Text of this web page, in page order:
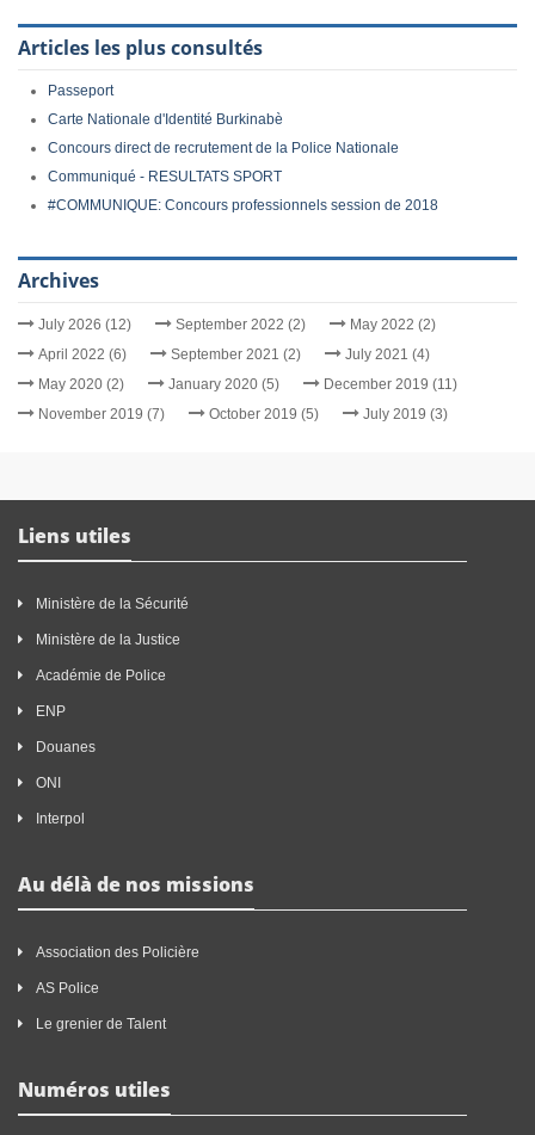
Articles les plus consultés
Passeport
Carte Nationale d'Identité Burkinabè
Concours direct de recrutement de la Police Nationale
Communiqué - RESULTATS SPORT
#COMMUNIQUE: Concours professionnels session de 2018
Archives
July 2026 (12) September 2022 (2)
May 2022 (2)
April 2022 (6)
September 2021 (2)
July 2021 (4)
May 2020 (2)
January 2020 (5)
December 2019 (11)
November 2019 (7)
October 2019 (5) July 2019 (3)
Liens utiles
Ministère de la Sécurité
Ministère de la Justice
Académie de Police
ENP
Douanes
ONI
Interpol
Au délà de nos missions
Association des Policière
AS Police
Le grenier de Talent
Numéros utiles